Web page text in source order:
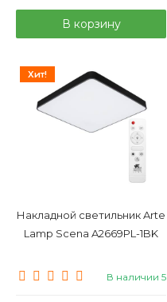
В корзину
Хит!
Накладной светильник Arte
Lamp Scena A2669PL-1BK
В наличии 5